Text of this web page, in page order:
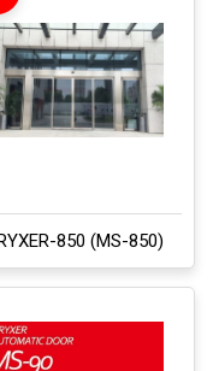
850 (MS-850)